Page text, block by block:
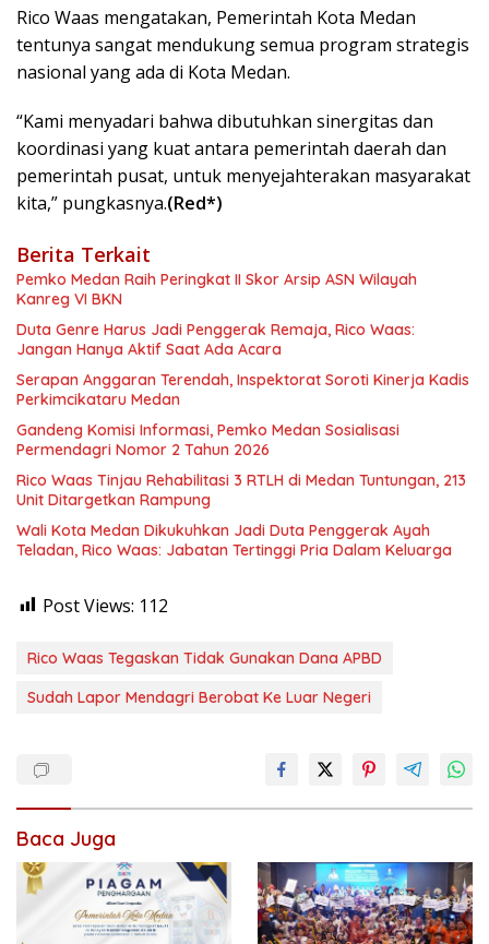
Rico Waas mengatakan, Pemerintah Kota Medan
tentunya sangat mendukung semua program strategis
nasional yang ada di Kota Medan.
“Kami menyadari bahwa dibutuhkan sinergitas dan
koordinasi yang kuat antara pemerintah daerah dan
pemerintah pusat, untuk menyejahterakan masyarakat
kita,” pungkasnya.(Red*)
Berita Terkait
Pemko Medan Raih Peringkat II Skor Arsip ASN Wilayah
Kanreg VI BKN
Duta Genre Harus Jadi Penggerak Remaja, Rico Waas:
Jangan Hanya Aktif Saat Ada Acara
Serapan Anggaran Terendah, Inspektorat Soroti Kinerja Kadis
Perkimcikataru Medan
Gandeng Komisi Informasi, Pemko Medan Sosialisasi
Permendagri Nomor 2 Tahun 2026
Rico Waas Tinjau Rehabilitasi 3 RTLH di Medan Tuntungan, 213
Unit Ditargetkan Rampung
Wali Kota Medan Dikukuhkan Jadi Duta Penggerak Ayah
Teladan, Rico Waas: Jabatan Tertinggi Pria Dalam Keluarga
Post Views: 112
Rico Waas Tegaskan Tidak Gunakan Dana APBD
Sudah Lapor Mendagri Berobat Ke Luar Negeri
Baca Juga